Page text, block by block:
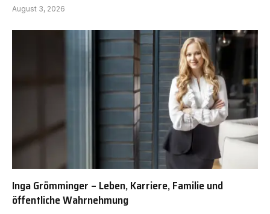
August 3, 2026
Inga Grömminger – Leben, Karriere, Familie und
öffentliche Wahrnehmung